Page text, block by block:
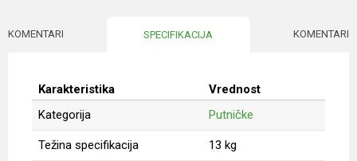
KOMENTARI SPECIFIKACIJA KOMENTARI
Karakteristika
Vrednost
Kategorija
Putničke
Težina specifikacija 13 kg